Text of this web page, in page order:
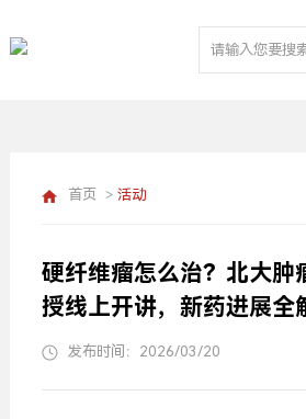
首页 > 活动
硬纤维瘤怎么治？北大肿
授线上开讲，新药进展全
发布时间：2026/03/20